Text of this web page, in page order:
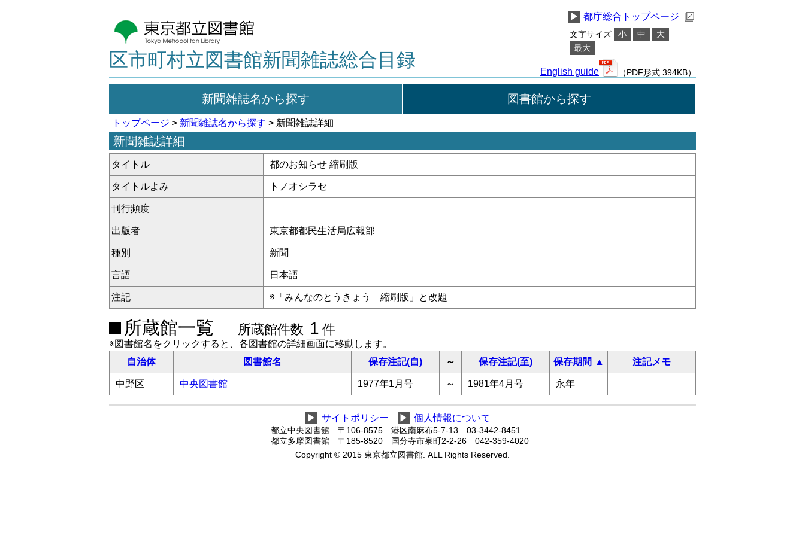
区市町村立図書館新聞雑誌総合目録
▶ 都庁総合トップページ
文字サイズ 小 中
大
最大
English guide （PDF形式 394KB）
新聞雑誌名から探す 図書館から探す
トップページ > 新聞雑誌名から探す > 新聞雑誌詳細
新聞雑誌詳細
タイトル 都のお知らせ 縮刷版
タイトルよみ トノオシラセ
刊行頻度
出版者 東京都都民生活局広報部
種別 新聞
言語 日本語
注記 ※「みんなのとうきょう 縮刷版」と改題
所蔵館一覧 所蔵館件数 1 件
※図書館名をクリックすると、各図書館の詳細画面に移動します。
自治体
図書館名 保存注記(自) ～ 保存注記(至) 保存期間 注記メモ
中野区 中央図書館 1977年1月号 ～ 1981年4月号 永年
▶ サイトポリシー ▶ 個人情報について
都立中央図書館 〒106-8575 港区南麻布5-7-13 03-3442-8451
都立多摩図書館 〒185-8520 国分寺市泉町2-2-26 042-359-4020
Copyright © 2015 東京都立図書館. ALL Rights Reserved.